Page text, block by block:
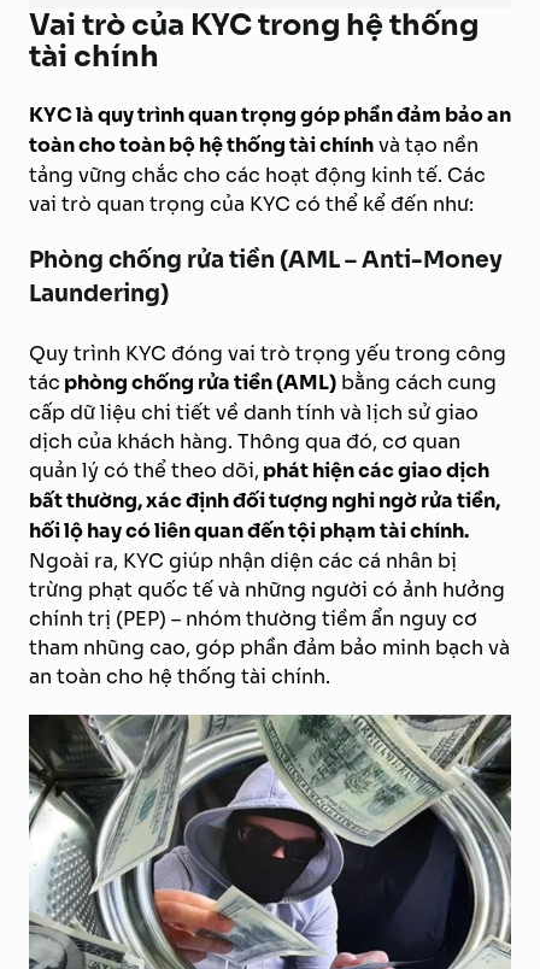
Vai trò của KYC trong hệ thống
tài chính
KYC là quy trình quan trọng góp phần đảm bảo an
toàn cho toàn bộ hệ thống tài chínhvà tạo nền
tảng vững chắc cho các hoạt động kinh tế. Các
vai trò quan trọng của KYC có thể kể đến như:
Phòng chống rửa tiền (AML – Anti-Money
Laundering)
Quy trình KYC đóng vai trò trọng yếu trong công
tác phòng chống rửa tiền (AML) bằng cách cung
cấp dữ liệu chi tiết về danh tính và lịch sử giao
dịch của khách hàng. Thông qua đó, cơ quan
quản lý có thể theo dõi, phát hiện các giao dịch
bất thường, xác định đối tượng nghi ngờ rửa tiền,
hối lộ hay có liên quan đến tội phạm tài chính.
Ngoài ra, KYC giúp nhận diện các cá nhân bị
trừng phạt quốc tế và những người có ảnh hưởng
chính trị (PEP) – nhóm thường tiềm ẩn nguy cơ
tham nhũng cao, góp phần đảm bảo minh bạch và
an toàn cho hệ thống tài chính.